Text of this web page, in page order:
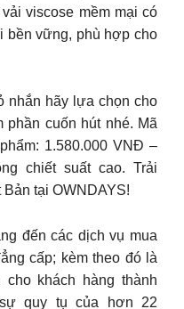
viscose mềm mại có
bền vững, phù hợp cho
nhắn hãy lựa chọn cho
phần cuốn hút nhé. Mã
1.580.000 VNĐ –
chiết suất cao. Trải
tại OWNDAYS!
đến các dịch vụ mua
cấp; kèm theo đó là
khách hàng thành
quy tụ của hơn 22